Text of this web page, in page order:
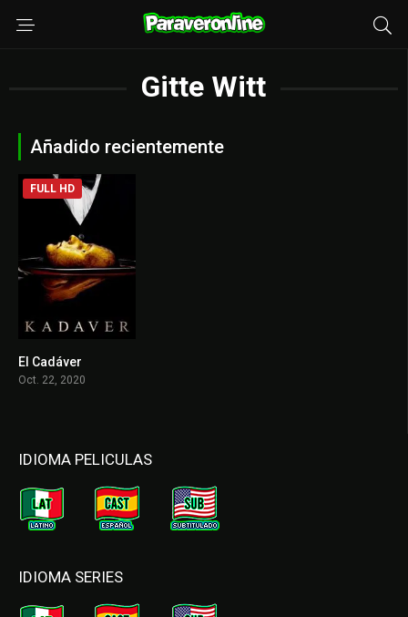
Gitte Witt
Añadido recientemente
FULL HD
El Cadáver
Oct. 22, 2020
IDIOMA PELICULAS
IDIOMA SERIES